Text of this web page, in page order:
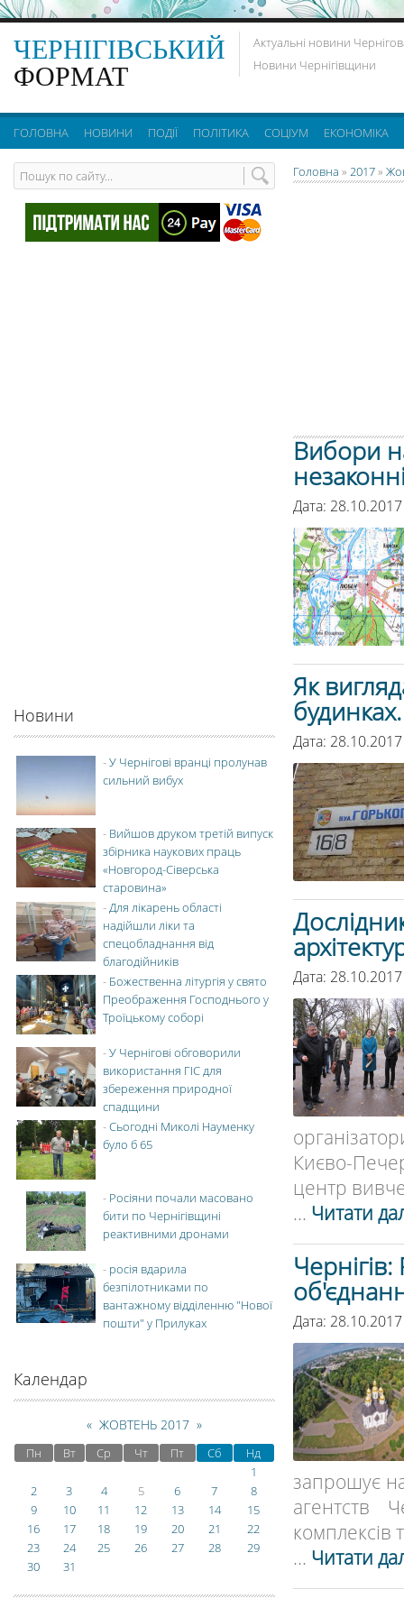
ЧЕРНІГІВСЬКИЙ
ФОРМАТ
Актуальні новини
Новини Чернігівщини
ГОЛОВНА НОВИНИ ПОДІЇ ПОЛІТИКА СОЦІУМ ЕКОНОМІКА
Головна » 2017»
Вибори
Дата:
Як
Дата:
Дата:
Києво-
центр
... Читати
Дата:
запрошує
агентств
комплексів
... Читати
Новини
-У Чернігові вранці пролунав
сильний вибух
- Вийшов друком третій випуск
збірника наукових праць
«Новгород-Сіверська
старовина»
-Для лікарень області
надійшли ліки та
спецобладнання від
благодійників
- Божественна літургія у свято
Преображення Господнього у
Троїцькому соборі
-У Чернігові обговорили
використання ГІС для
збереження природної
спадщини
-Сьогодні Миколі Науменку
було б 65
- Росіяни почали масовано
бити по Чернігівщині
реактивними дронами
- росія вдарила
безпілотниками по
вантажному відділенню "Нової
пошти" у Прилуках
Календар
« ЖОВТЕНЬ 2017 »
Пн Вт Ср Чт Пт Сб
Нд
1
2
3 4 5 6 7
8
9
10 11 12 13 14
15
16
17 18 19 20 21
22
23
24 25 26 27 28
29
30
31